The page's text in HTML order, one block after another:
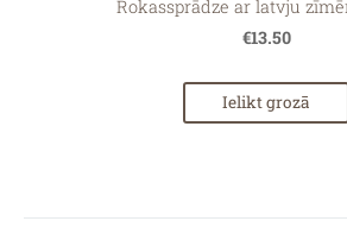
Rokassprādze ar latvju
€13.50
Ielikt grozā